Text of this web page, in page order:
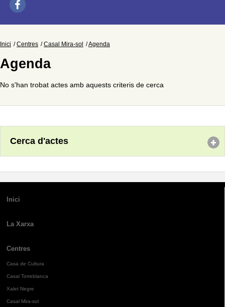
Inici Centres Casal Mira-sol Agenda
Agenda
No s'han trobat actes amb aquests criteris de cerca
Cerca d'actes
Inici
La Xarxa
Centres
Casa de Cultura
Casal Torreblanca
Xalet Negre
Casal Mira-sol